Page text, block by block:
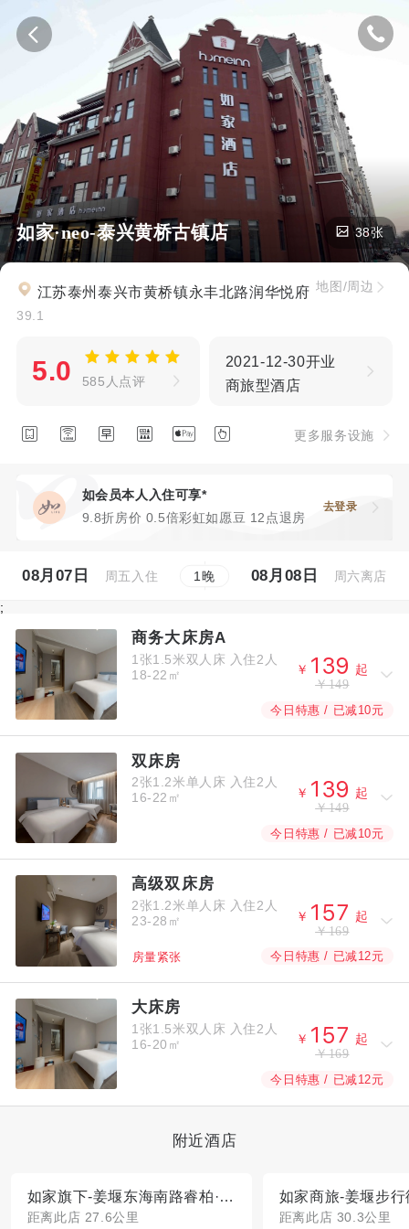
如家·neo-泰兴黄桥古镇店 38张
江苏泰州泰兴市黄桥镇永丰北路润华悦府
39.1
地图/周边
5.0 585人点评
2021-12-30开业
商旅型酒店
      更多服务设施
如会员本人入住可享*
9.8折房价 0.5倍彩虹如愿豆 12点退房
去登录
08月07日 周五入住 1晚 08月08日 周六离店
;
商务大床房A
1张1.5米双人床 入住2人
18-22㎡
￥  
起
￥149
今日特惠 / 已减10元
双床房
2张1.2米单人床 入住2人
16-22㎡
￥  
起
￥149
今日特惠 / 已减10元
高级双床房
2张1.2米单人床 入住2人
23-28㎡
￥   
起
￥169
房量紧张 今日特惠 / 已减12元
大床房
1张1.5米双人床 入住2人
16-20㎡
￥   
起
￥169
今日特惠 / 已减12元
附近酒店
如家旗下-姜堰东海南路睿柏·云酒店
距离此店 27.6公里
如家商旅-姜堰步行
距离此店 30.3公里